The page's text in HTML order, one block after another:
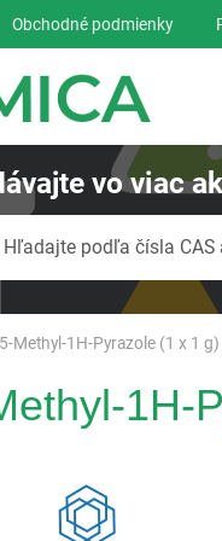
Methyl-1H-Pyrazole (1 x 1 g)
1H-
Obchodné podmienky
vo viac
Hľadajte podľa čísla